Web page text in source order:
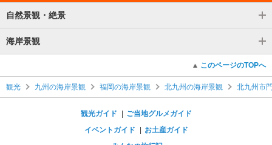
自然景観・絶景
海岸景観
このページのTOPへ
観光 九州の海岸景観 福岡の海岸景観 北九州の海岸景観 北九州市
観光ガイド
ご当地グルメガイド
イベントガイド
お土産ガイド